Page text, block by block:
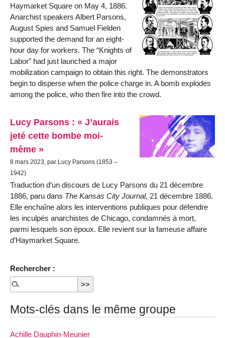
Haymarket Square on May 4, 1886.
Anarchist speakers Albert Parsons,
August Spies and Samuel Fielden
supported the demand for an eight-
hour day for workers. The “Knights of
Labor” had just launched a major
mobilization campaign to obtain this right. The demonstrators
begin to disperse when the police charge in. A bomb explodes
among the police, who then fire into the crowd.
Lucy Parsons : « J’aurais
jeté cette bombe moi-
même »
8 mars 2023, par Lucy Parsons (1853 –
1942)
Traduction d’un discours de Lucy Parsons du 21 décembre
1886, paru dans The Kansas City Journal, 21 décembre 1886.
Elle enchaîne alors les interventions publiques pour défendre
les inculpés anarchistes de Chicago, condamnés à mort,
parmi lesquels son époux. Elle revient sur la fameuse affaire
d’Haymarket Square.
Rechercher :
Mots-clés dans le même groupe
Achille Dauphin­-Meunier